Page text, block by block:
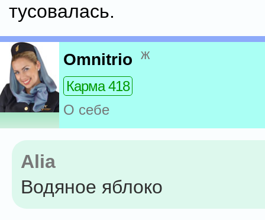
тусовалась.
Omnitrio ж
Карма 418
О себе
Alia
Водяное яблоко